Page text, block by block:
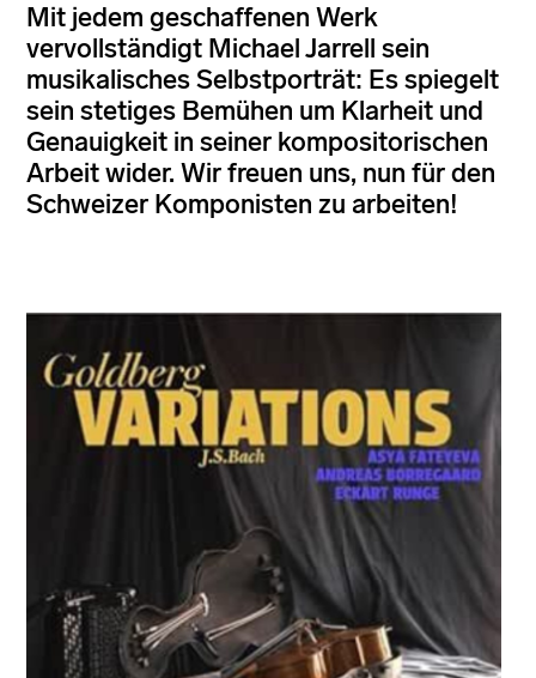
Mit jedem geschaffenen Werk
vervollständigt Michael Jarrell sein
musikalisches Selbstporträt: Es spiegelt
sein stetiges Bemühen um Klarheit und
Genauigkeit in seiner kompositorischen
Arbeit wider. Wir freuen uns, nun für den
Schweizer Komponisten zu arbeiten!